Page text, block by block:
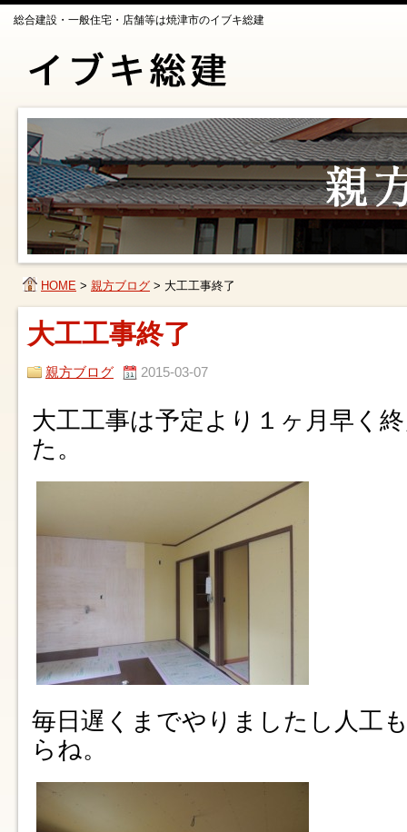
総合建設・一般住宅・店舗等は焼津市のイブキ総建
HOME > 親方ブログ > 大工工事終了
大工工事終了
親方ブログ 2015-03-07
大工工事は予定より１ヶ月早く
た。
毎日遅くまでやりましたし人工
らね。